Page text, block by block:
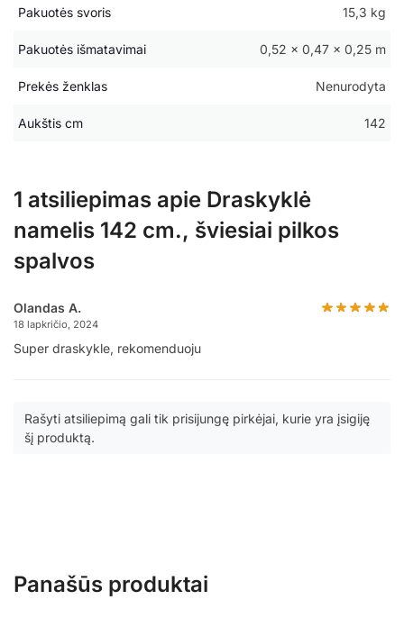
Pakuotės svoris 15,3 kg
Pakuotės išmatavimai 0,52 × 0,47 × 0,25 m
Prekės ženklas Nenurodyta
Aukštis cm 142
1 atsiliepimas apie Draskyklė
namelis 142 cm., šviesiai pilkos
spalvos
Olandas A.
18 lapkričio, 2024
Super draskykle, rekomenduoju
Rašyti atsiliepimą gali tik prisijungę pirkėjai, kurie yra įsigiję
šį produktą.
Panašūs produktai